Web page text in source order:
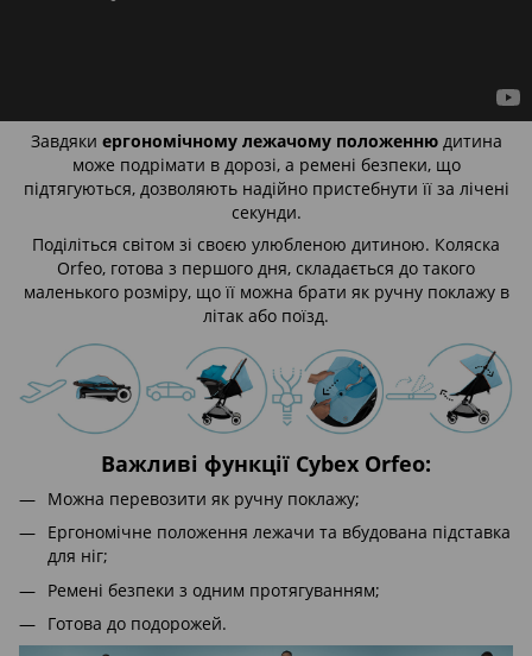
Завдяки ергономічному лежачому положеннюдитина
може подрімати в дорозі, а ремені безпеки, що
підтягуються, дозволяють надійно пристебнути її за лічені
секунди.
Поділіться світом зі своєю улюбленою дитиною. Коляска
Orfeo, готова з першого дня, складається до такого
маленького розміру, що її можна брати як ручну поклажу в
літак або поїзд.
Важливі функції Cybex Orfeo:
Можна перевозити як ручну поклажу;
Ергономічне положення лежачи та вбудована підставка
для ніг;
Ремені безпеки з одним протягуванням;
Готова до подорожей.